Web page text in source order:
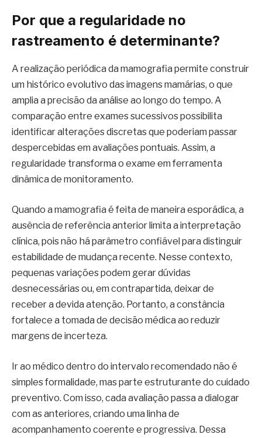
Por que a regularidade no
rastreamento é determinante?
A realização periódica da mamografia permite construir
um histórico evolutivo das imagens mamárias, o que
amplia a precisão da análise ao longo do tempo. A
comparação entre exames sucessivos possibilita
identificar alterações discretas que poderiam passar
despercebidas em avaliações pontuais. Assim, a
regularidade transforma o exame em ferramenta
dinâmica de monitoramento.
Quando a mamografia é feita de maneira esporádica, a
ausência de referência anterior limita a interpretação
clínica, pois não há parâmetro confiável para distinguir
estabilidade de mudança recente. Nesse contexto,
pequenas variações podem gerar dúvidas
desnecessárias ou, em contrapartida, deixar de
receber a devida atenção. Portanto, a constância
fortalece a tomada de decisão médica ao reduzir
margens de incerteza.
Ir ao médico dentro do intervalo recomendado não é
simples formalidade, mas parte estruturante do cuidado
preventivo. Com isso, cada avaliação passa a dialogar
com as anteriores, criando uma linha de
acompanhamento coerente e progressiva. Dessa